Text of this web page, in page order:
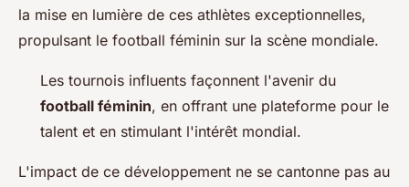
la mise en lumière de ces athlètes exceptionnelles,
propulsant le football féminin sur la scène mondiale.
Les tournois influents façonnent l'avenir du
football féminin, en offrant une plateforme pour le
talent et en stimulant l'intérêt mondial.
L'impact de ce développement ne se cantonne pas au